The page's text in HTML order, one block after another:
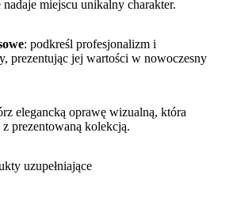
miejscu unikalny charakter.
: podkreśl profesjonalizm i
prezentując jej wartości w nowoczesny
elegancką oprawę wizualną, która
z prezentowaną kolekcją.
uzupełniające